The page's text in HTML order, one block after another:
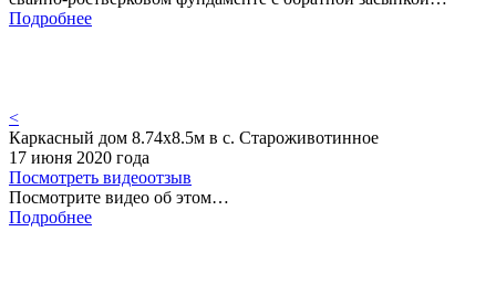
Подробнее
<
Каркасный дом 8.74х8.5м в с. Староживотинное
17 июня 2020 года
Посмотреть видеоотзыв
Посмотрите видео об этом…
Подробнее